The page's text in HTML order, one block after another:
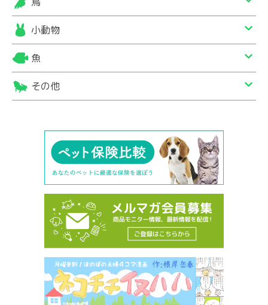
小動物
魚
その他